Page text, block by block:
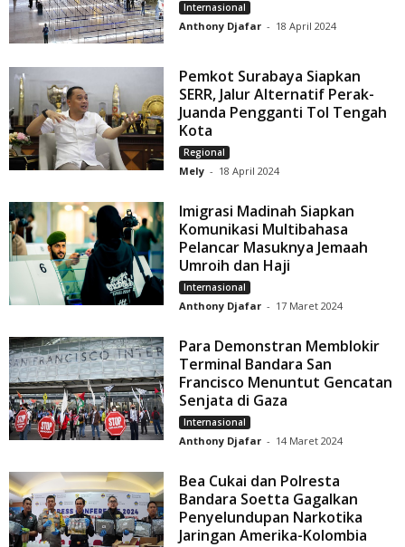
Internasional
Anthony Djafar - 18 April 2024
Pemkot Surabaya Siapkan
SERR, Jalur Alternatif Perak-
Juanda Pengganti Tol Tengah
Kota
Regional
Mely - 18 April 2024
Imigrasi Madinah Siapkan
Komunikasi Multibahasa
Pelancar Masuknya Jemaah
Umroih dan Haji
Internasional
Anthony Djafar - 17 Maret 2024
Para Demonstran Memblokir
Terminal Bandara San
Francisco Menuntut Gencatan
Senjata di Gaza
Internasional
Anthony Djafar - 14 Maret 2024
Bea Cukai dan Polresta
Bandara Soetta Gagalkan
Penyelundupan Narkotika
Jaringan Amerika-Kolombia